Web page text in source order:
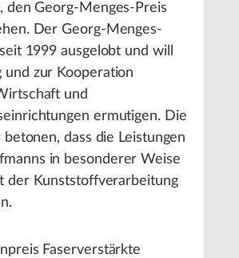
den Georg-Menges-Preis
Der Georg-Menges-
1999 ausgelobt und will
und zur Kooperation
und
ermutigen. Die
dass die Leistungen
in besonderer Weise
der Kunststoffverarbeitung
Faserverstärkte